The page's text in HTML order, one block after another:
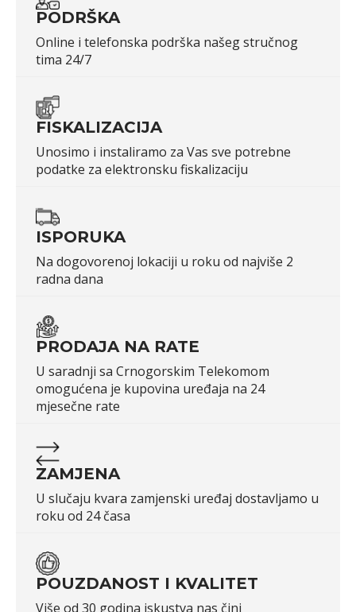
PODRŠKA
Online i telefonska podrška našeg stručnog
tima 24/7
FISKALIZACIJA
Unosimo i instaliramo za Vas sve potrebne
podatke za elektronsku fiskalizaciju
ISPORUKA
Na dogovorenoj lokaciji u roku od najviše 2
radna dana
PRODAJA NA RATE
U saradnji sa Crnogorskim Telekomom
omogućena je kupovina uređaja na 24
mjesečne rate
ZAMJENA
U slučaju kvara zamjenski uređaj dostavljamo u
roku od 24 časa
POUZDANOST I KVALITET
Više od 30 godina iskustva nas čini